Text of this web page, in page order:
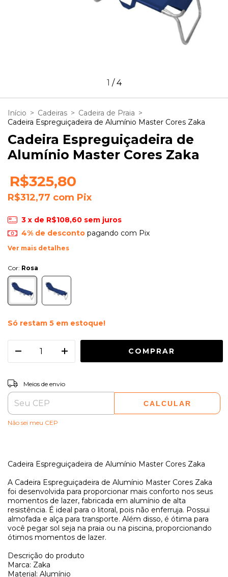
1 /4
Início > Cadeiras > Cadeira de Praia >
Cadeira Espreguiçadeira de Alumínio Master Cores Zaka
Cadeira Espreguiçadeira de
Alumínio Master Cores Zaka
R$325,80
R$312,77 com Pix
3 x de R$108,60 sem juros
4% de descontopagando com Pix
Ver mais detalhes
Cor: Rosa
Só restam 5 em estoque!
Entregas para o CEP:
Meios de envio
CALCULAR
Não sei meu CEP
Cadeira Espreguiçadeira de Alumínio Master Cores Zaka
A Cadeira Espreguiçadeira de Alumínio Master Cores Zaka
foi desenvolvida para proporcionar mais conforto nos seus
momentos de lazer, fabricada em alumínio de alta
resistência. É ideal para o litoral, pois não enferruja. Possui
almofada e alça para transporte. Além disso, é ótima para
você pegar sol seja na praia ou na piscina, proporcionando
ótimos momentos de lazer.
Descrição do produto
Marca: Zaka
Material: Alumínio